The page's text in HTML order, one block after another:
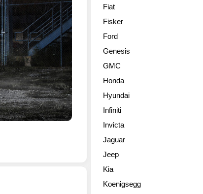
Fiat
Fisker
Ford
Genesis
GMC
Honda
Hyundai
Infiniti
Invicta
Jaguar
Jeep
Kia
Koenigsegg